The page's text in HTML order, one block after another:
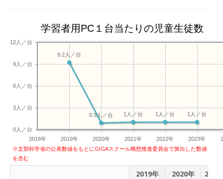
学習者用PC１台当たりの児童生徒数
2018年 2019年 2020年 2021年 2022年 2023年
0人／台
3人／台
6人／台
9人／台
12人／台
1人／台
1人／台
1人／台
0.9人／台
9.2人／台
※文部科学省の公表数値をもとにGIGAスクール構想推進委員会で算出した数値
を含む
2019年 2020年
2021